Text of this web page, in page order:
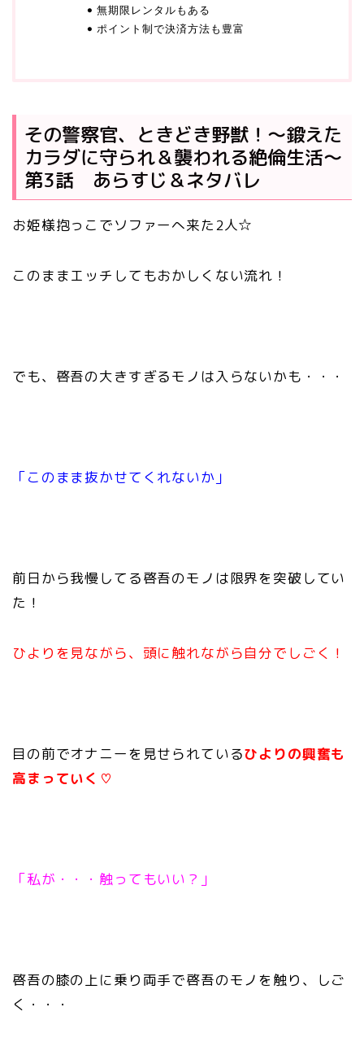
無期限レンタルもある
ポイント制で決済方法も豊富
その警察官、ときどき野獣！～鍛えた
カラダに守られ＆襲われる絶倫生活～
第3話 あらすじ＆ネタバレ
お姫様抱っこでソファーへ来た2人☆
このままエッチしてもおかしくない流れ！
でも、啓吾の大きすぎるモノは入らないかも・・・
「このまま抜かせてくれないか」
前日から我慢してる啓吾のモノは限界を突破してい
た！
ひよりを見ながら、頭に触れながら自分でしごく！
目の前でオナニーを見せられているひよりの興奮も
高まっていく♡
「私が・・・触ってもいい？」
啓吾の膝の上に乗り 両手で啓吾のモノを触り、しご
く・・・